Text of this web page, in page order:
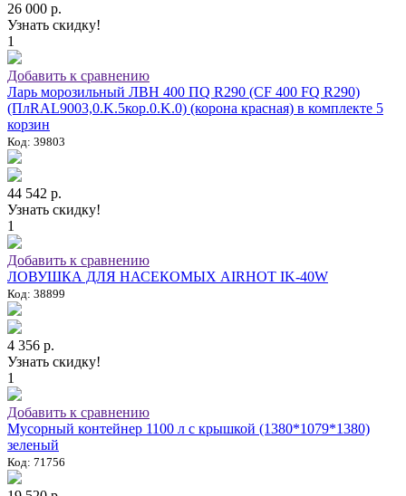
26 000 р.
Узнать скидку!
1
Добавить к сравнению
Ларь морозильный ЛВН 400 ПQ R290 (СF 400 FQ R290)
(ПлRAL9003,0.K.5кор.0.K.0) (корона красная) в комплекте 5
корзин
Код: 39803
44 542 р.
Узнать скидку!
1
Добавить к сравнению
ЛОВУШКА ДЛЯ НАСЕКОМЫХ AIRHOT IK-40W
Код: 38899
4 356 р.
Узнать скидку!
1
Добавить к сравнению
Мусорный контейнер 1100 л с крышкой (1380*1079*1380)
зеленый
Код: 71756